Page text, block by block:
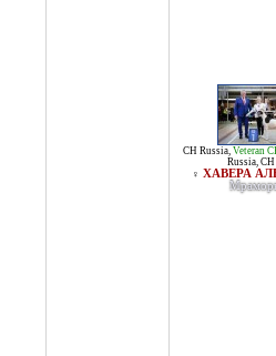
CH Russia, Veteran
Russia,
♀ ХАВЕРА